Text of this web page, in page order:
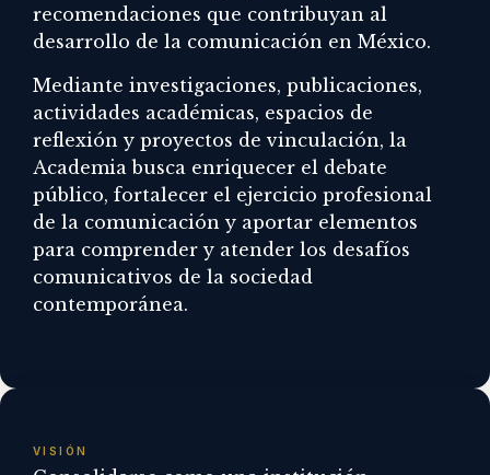
recomendaciones que contribuyan al
desarrollo de la comunicación en México.
Mediante investigaciones, publicaciones,
actividades académicas, espacios de
reflexión y proyectos de vinculación, la
Academia busca enriquecer el debate
público, fortalecer el ejercicio profesional
de la comunicación y aportar elementos
para comprender y atender los desafíos
comunicativos de la sociedad
contemporánea.
VISIÓN